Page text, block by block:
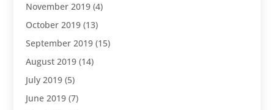
November 2019 (4)
October 2019 (13)
September 2019 (15)
August 2019 (14)
July 2019 (5)
June 2019 (7)